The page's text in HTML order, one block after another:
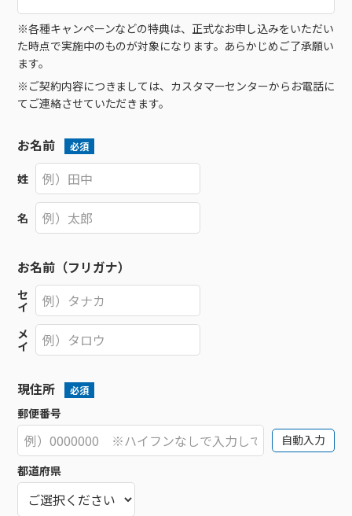
みるプラス
※各種キャンペーンなどの特典は、正式なお申し込みをいただい
た時点で実施中のものが対象になります。あらかじめご了承願い
ます。
※ご契約内容につきましては、カスタマーセンターからお電話に
てご連絡させていただきます。
お名前 必須
姓
名
お名前（フリガナ）
セ
イ
メ
イ
現住所 必須
郵便番号
自動入力
都道府県